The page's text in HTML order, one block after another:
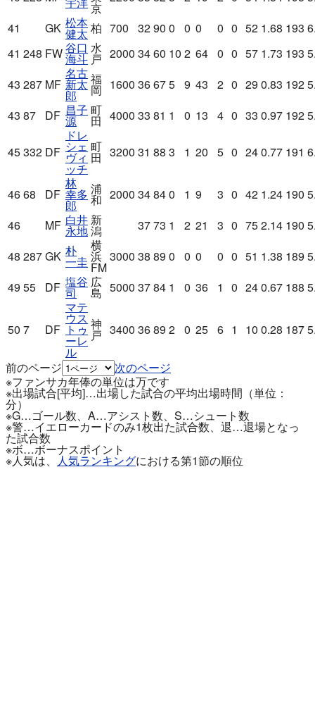
京
41
GK 松本
健太柏 700 3290 0 0 0 0 0 52 1.68 193
41 248 FW谷口
海斗
水
戸 2000 3460 10 2 64 0 0 57 1.73 193
43 287 MF
名古
新太
郎
福
岡 1600 36675 9 43 2 0 29 0.83 192
43 87 DF 昌子
源
町
田 4000 33 81 1 0 13 4 0 33 0.97 192
45332 DF
ドレ
シェ
ヴィ
ッチ
町
田 3200 31 88 3 1 20 5 0 240.77 191
4668 DF
林
幸多
郎
浦
和 2000 34840 1 9 3 0 42 1.24 190
46
MF 白井
永地
新
潟 3773 1 2 21 3 0 752.14 190
48 287GK 朴
一圭
横
浜
FM
3000 38 89 0 0 0 0 0 51 1.38 189
49 55 DF 塩谷
司
広
島 5000 3784 1 0 36 1 0 240.67 188
50 7 DF
マテ
ウス
トゥ
ーレ
ル
神
戸 3400 3689 2 0 25 6 1 10 0.28 187
前のページ
次のページ
※ファンサカ年俸の単位は万です
※出場試合[平均]…出場した試合の平均出場時間（単位：
分）
※G…ゴール数、A…アシスト数、S…シュート数
※警…イエローカードのみ1枚出た試合数、退…退場となっ
た試合数
※ボ…ボーナスポイント
※人気は、 人気ランキングにおける第1節の順位